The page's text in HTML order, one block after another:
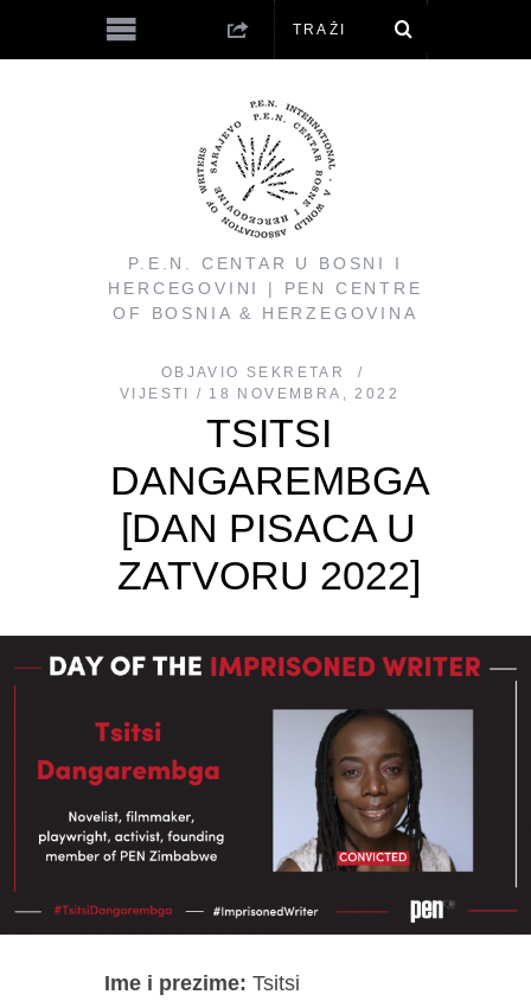
P.E.N. CENTAR U BOSNI I
HERCEGOVINI | PEN CENTRE
OF BOSNIA & HERZEGOVINA
OBJAVIO
SEKRETAR
VIJESTI
18 NOVEMBRA, 2022
TSITSI
DANGAREMBGA
[DAN PISACA U
ZATVORU 2022]
Ime i prezime: Tsitsi